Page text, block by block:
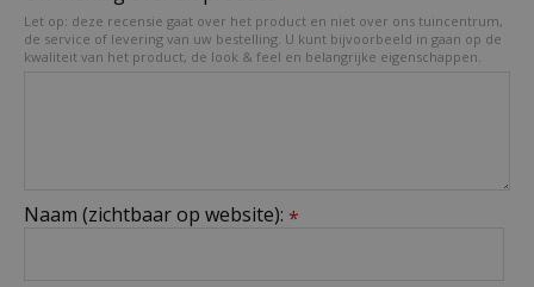
Let op: deze recensie gaat over het product en niet over ons tuincentrum,
de service of levering van uw bestelling. U kunt bijvoorbeeld in gaan op de
kwaliteit van het product, de look & feel en belangrijke eigenschappen.
Naam (zichtbaar op website): *